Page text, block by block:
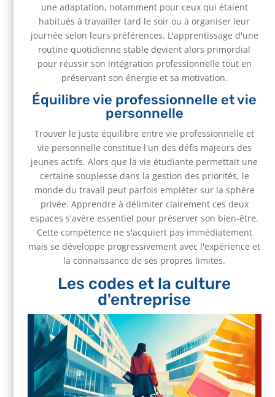
une adaptation, notamment pour ceux qui étaient
habitués à travailler tard le soir ou à organiser leur
journée selon leurs préférences. L'apprentissage d'une
routine quotidienne stable devient alors primordial
pour réussir son intégration professionnelle tout en
préservant son énergie et sa motivation.
Équilibre vie professionnelle et vie
personnelle
Trouver le juste équilibre entre vie professionnelle et
vie personnelle constitue l'un des défis majeurs des
jeunes actifs. Alors que la vie étudiante permettait une
certaine souplesse dans la gestion des priorités, le
monde du travail peut parfois empiéter sur la sphère
privée. Apprendre à délimiter clairement ces deux
espaces s'avère essentiel pour préserver son bien-être.
Cette compétence ne s'acquiert pas immédiatement
mais se développe progressivement avec l'expérience et
la connaissance de ses propres limites.
Les codes et la culture
d'entreprise